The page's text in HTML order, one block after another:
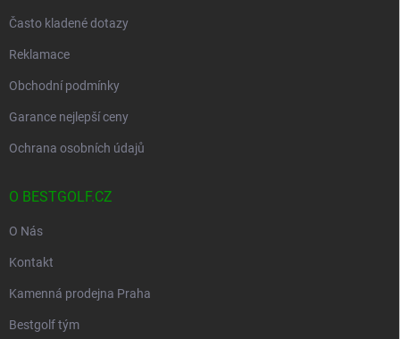
Často kladené dotazy
Reklamace
Obchodní podmínky
Garance nejlepší ceny
Ochrana osobních údajů
O BESTGOLF.CZ
O Nás
Kontakt
Kamenná prodejna Praha
Bestgolf tým